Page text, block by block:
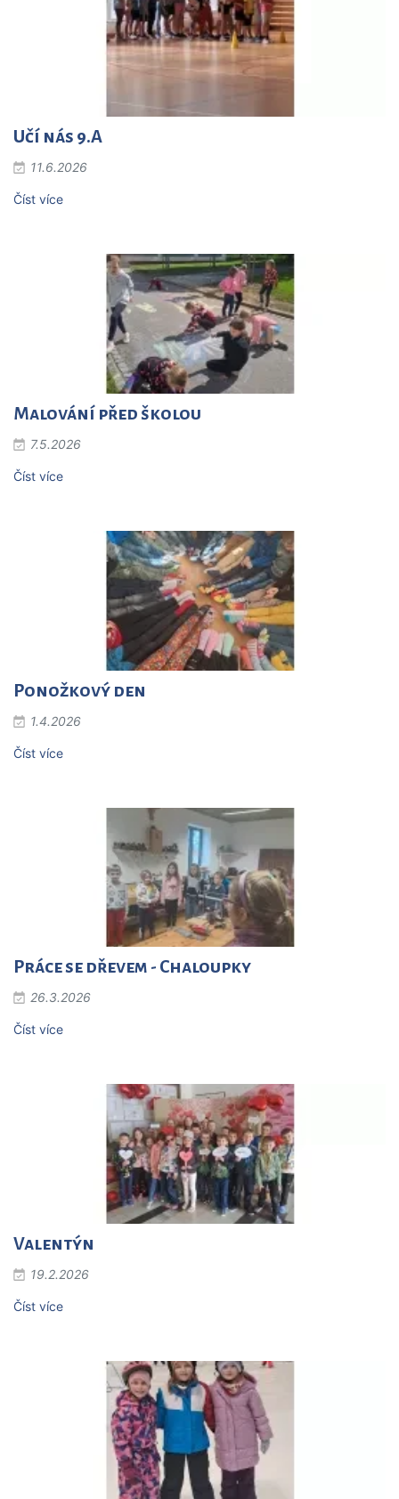
Učí nás 9.A
11.6.2026
Číst více
Malování před školou
7.5.2026
Číst více
Ponožkový den
1.4.2026
Číst více
Práce se dřevem - Chaloupky
26.3.2026
Číst více
Valentýn
19.2.2026
Číst více